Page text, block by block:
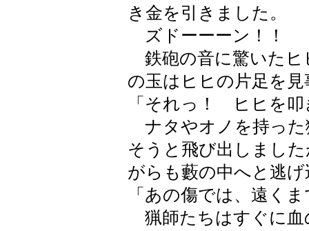
き金を引きました。
ズドーーーン！！
鉄砲の音に驚いたヒ
の玉はヒヒの片足を
「それっ！ ヒヒを叩
ナタやオノを持った
そうと飛び出しまし
がらも藪の中へと逃
「あの傷では、遠く
猟師たちはすぐに血